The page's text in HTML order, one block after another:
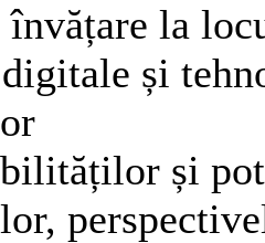
învățare la
și
și